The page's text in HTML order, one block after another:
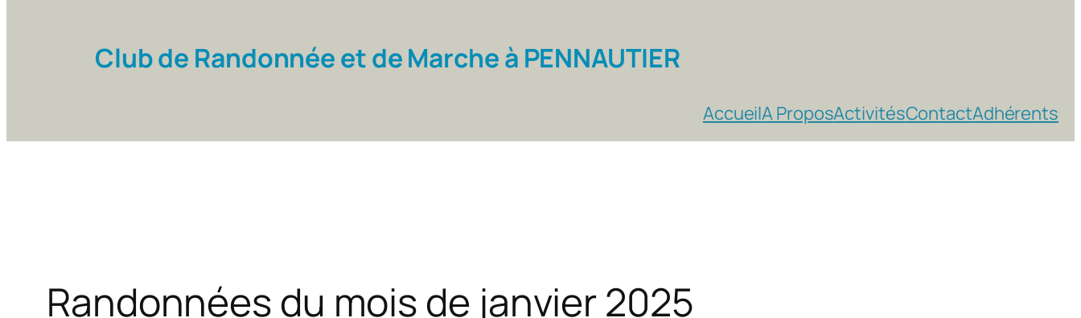
Club de Randonnée et de Marche à PENNAUTIER
AccueilA ProposActivitésContactAdhérents
Randonnées du mois de janvier 2025